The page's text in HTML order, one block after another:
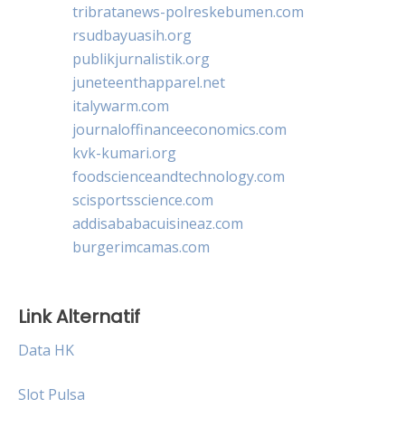
tribratanews-polreskebumen.com
rsudbayuasih.org
publikjurnalistik.org
juneteenthapparel.net
italywarm.com
journaloffinanceeconomics.com
kvk-kumari.org
foodscienceandtechnology.com
scisportsscience.com
addisababacuisineaz.com
burgerimcamas.com
Link Alternatif
Data HK
Slot Pulsa